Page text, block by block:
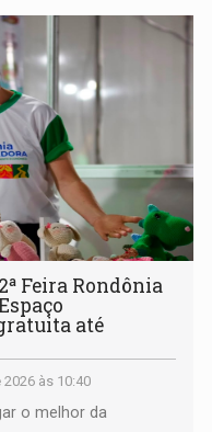
Feira Rondônia
até
às 10:40
o melhor da